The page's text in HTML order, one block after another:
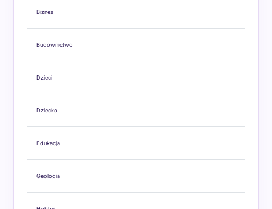
Biznes
Budownictwo
Dzieci
Dziecko
Edukacja
Geologia